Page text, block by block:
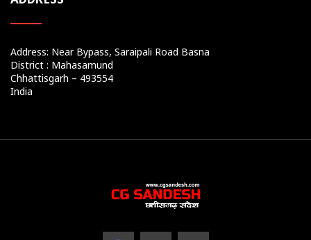
Address: Near Bypass, Saraipali Road Basna
District : Mahasamund
Chhattisgarh – 493554
India